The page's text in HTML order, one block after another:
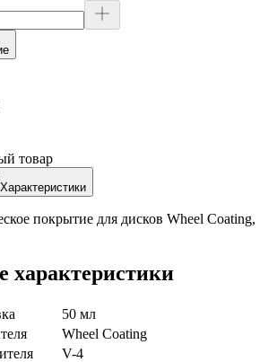
товар
Характеристики
покрытие для дисков Wheel Coating,
характеристики
50 мл
Wheel Coating
V-4